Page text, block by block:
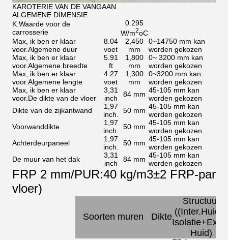
KAROTERIE VAN DE VANGAAN
ALGEMENE DIMENSIE
K.Waarde voor de
carrosserie
0.295
W/m2oC
Max, ik ben er klaar
voor.Algemene duur
8.04
voet
2,450
mm
0~14750 mm kan
worden gekozen
Max, ik ben er klaar
voor.Algemene breedte
5.91
ft
1,800
mm
0~ 3200 mm kan
worden gekozen
Max, ik ben er klaar
voor.Algemene lengte
4.27
voet
1,300
mm
0~3200 mm kan
worden gekozen
Max, ik ben er klaar
voor. De dikte van de vloer
3,31
inch
84 mm 45-105 mm kan
worden gekozen
Dikte van de zijkantwand
1,97
inch.
50 mm 45-105 mm kan
worden gekozen
Voorwanddikte
1,97
inch.
50 mm 45-105 mm kan
worden gekozen
Achterdeurpaneel
1,97
inch.
50 mm 45-105 mm kan
worden gekozen
De muur van het dak
3,31
inch
84 mm 45-105 mm kan
worden gekozen
FRP 2 mm/PUR:40 kg/m3±2 FRP-
vloer)
Soorten muren Dikte
Structuur
((Inter.Huid +
Huid)